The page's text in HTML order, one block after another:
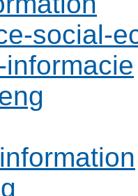
social-